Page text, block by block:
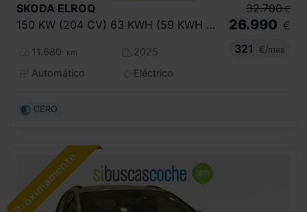
SKODA ELROQ
150 KW (204 CV) 63 KWH (59 KWH NETA)
11.680 km
2025
Automático
Eléctrico
32.700 €
26.990 €
321
€/mes
CERO